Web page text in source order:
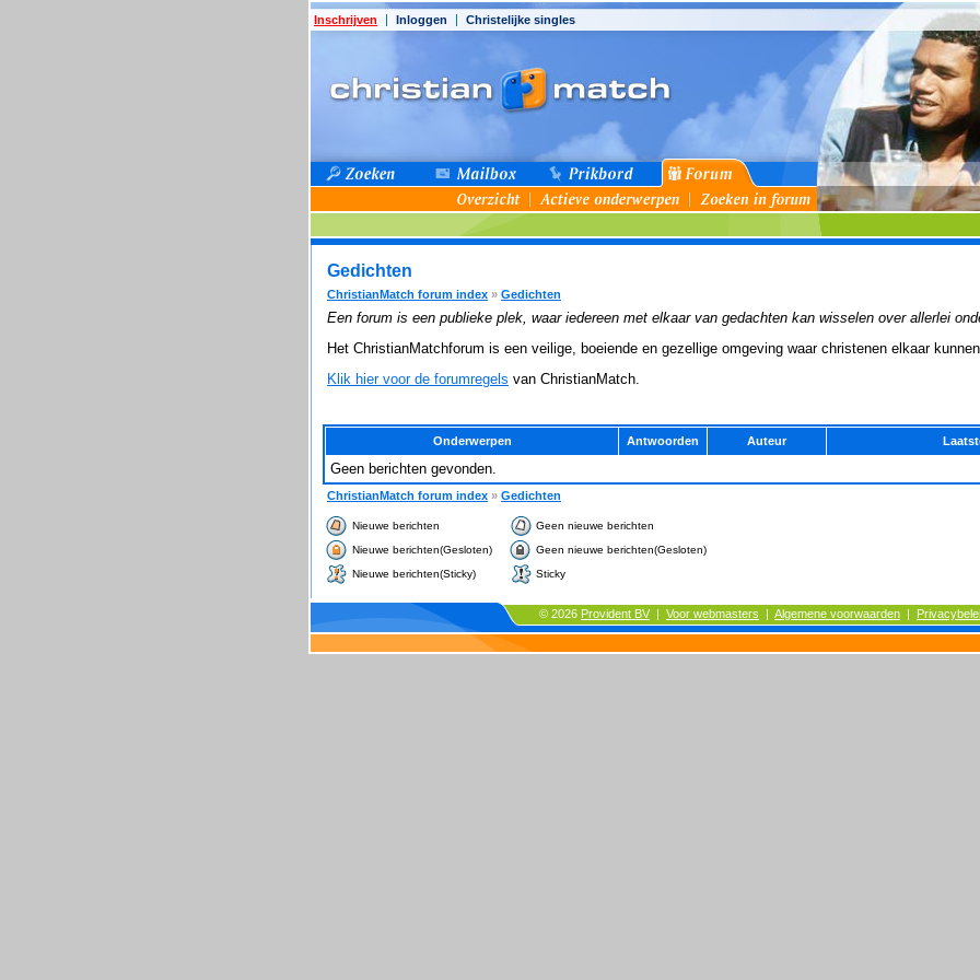
Inschrijven Inloggen Christelijke singles
Gedichten
ChristianMatch forum index » Gedichten
Een forum is een publieke plek, waar iedereen met elkaar van gedachten kan wisselen over allerlei
Het ChristianMatchforum is een veilige, boeiende en gezellige omgeving waar christenen elkaar
Klik hier voor de forumregels van ChristianMatch.
Onderwerpen Antwoorden Auteur
Geen berichten gevonden.
ChristianMatch forum index » Gedichten
Nieuwe berichten
Geen nieuwe berichten
Nieuwe berichten(Gesloten)
Geen nieuwe berichten(Gesloten)
Nieuwe berichten(Sticky)
Sticky
© 2026 Provident BV | Voor webmasters | Algemene voorwaarden |